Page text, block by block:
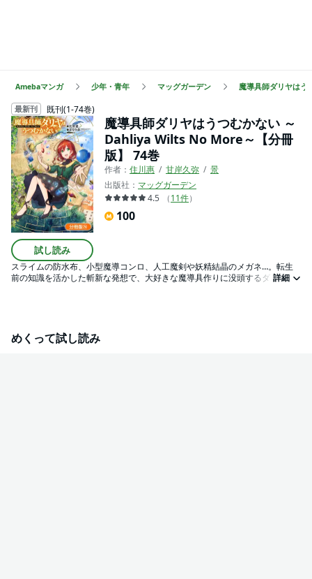
Amebaマンガ 少年・青年 マッグガーデン 魔導具師ダリヤは
最新刊 既刊(1-74巻)
試し読み
魔導具師ダリヤはうつむかない ～
Dahliya Wilts No More～【分冊
版】 74巻
作者： 住川惠 甘岸久弥
景
出版社： マッグガーデン
4.5
（11件）
100
スライムの防水布、小型魔導コンロ、人工魔剣や妖精結晶のメガネ…。転生
前の知識を活かした斬新な発想で、大好きな魔導具作りに没頭するダリヤは
詳細
めくって試し読み